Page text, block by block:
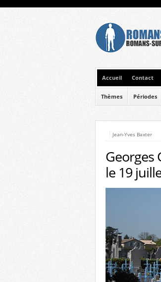
Accueil Contact
Thèmes Périodes
Jean-Yves Baxter
Georges
le 19